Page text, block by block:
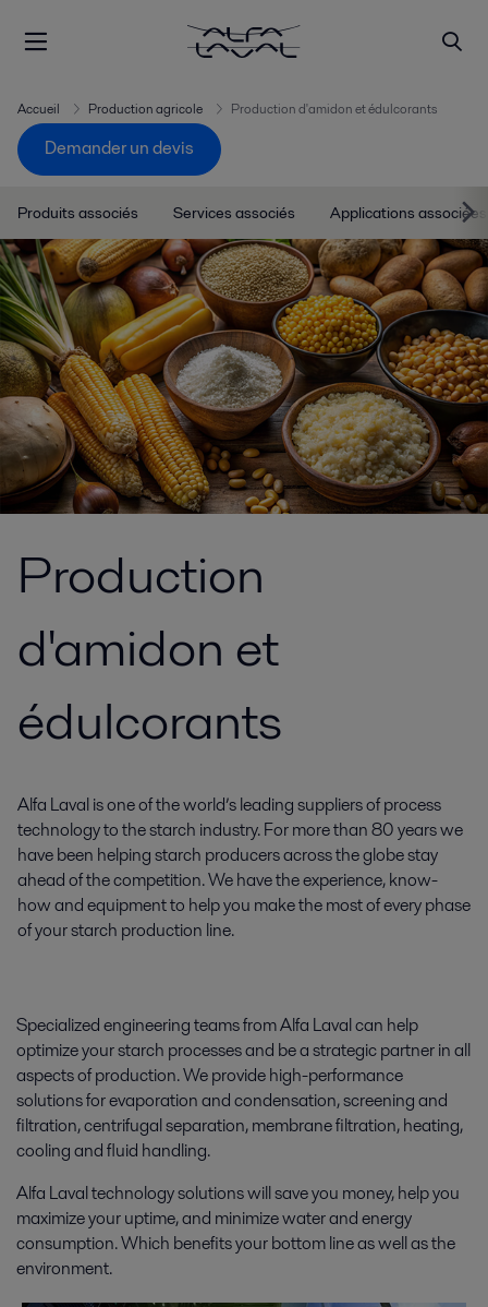
Accueil Production agricole Production d'amidon et édulcorants
Demander un devis
Produits associés Services associés Applications associées
Production
d'amidon et
édulcorants
Alfa Laval is one of the world’s leading suppliers of process
technology to the starch industry. For more than 80 years we
have been helping starch producers across the globe stay
ahead of the competition. We have the experience, know-
how and equipment to help you make the most of every phase
of your starch production line.
Specialized engineering teams from Alfa Laval can help
optimize your starch processes and be a strategic partner in all
aspects of production. We provide high-performance
solutions for evaporation and condensation, screening and
filtration, centrifugal separation, membrane filtration, heating,
cooling and fluid handling.
Alfa Laval technology solutions will save you money, help you
maximize your uptime, and minimize water and energy
consumption. Which benefits your bottom line as well as the
environment.